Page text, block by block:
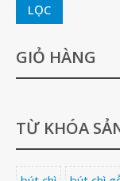
LỌC
GIỎ HÀNG
TỪ KHÓA